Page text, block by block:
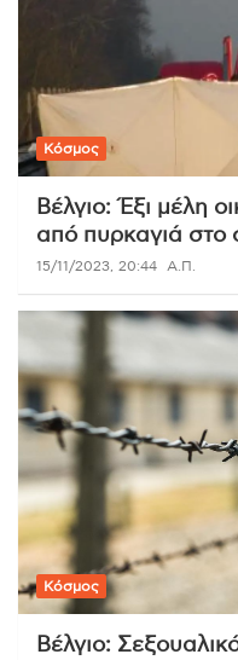
Κόσμος
Βέλγιο: Έξι μέλη
από πυρκαγιά στο
15/11/2023, 20:44 Α.Π.
Κόσμος
Βέλγιο: